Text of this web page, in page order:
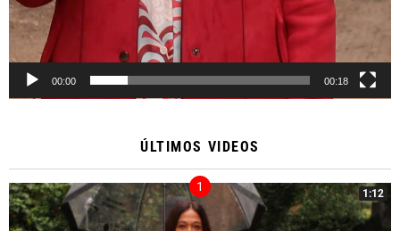
00:00 00:18
ÚLTIMOS VIDEOS
1:12